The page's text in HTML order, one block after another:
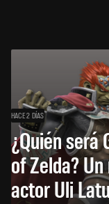
HACE 2 DÍAS
¿Quién será
of Zelda?
actor Uli